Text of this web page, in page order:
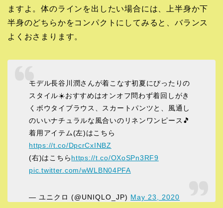
ますよ。体のラインを出したい場合には、上半身か下
半身のどちらかをコンパクトにしてみると、バランス
よくおさまります。
モデル長谷川潤さんが着こなす初夏にぴったりの
スタイル☀️おすすめはオンオフ問わず着回しがき
くボウタイブラウス、スカートパンツと、風通し
のいいナチュラルな風合いのリネンワンピース🎵
着用アイテム(左)はこちら
https://t.co/DpcrCxINBZ
(右)はこちらhttps://t.co/OXoSPn3RF9
pic.twitter.com/wWLBN04PFA
— ユニクロ (@UNIQLO_JP) May 23, 2020